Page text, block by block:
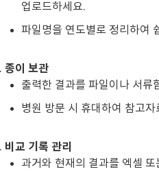
업로드하세요.
파일명을 연도별로 정리하여
종이 보관
출력한 결과를 파일이나 서류
병원 방문 시 휴대하여 참고
비교 기록 관리
과거와 현재의 결과를 엑셀